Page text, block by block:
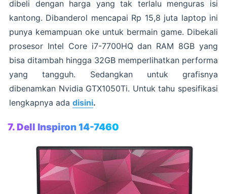
dibeli dengan harga yang tak terlalu menguras isi
kantong. Dibanderol mencapai Rp 15,8 juta laptop ini
punya kemampuan oke untuk bermain game. Dibekali
prosesor Intel Core i7-7700HQ dan RAM 8GB yang
bisa ditambah hingga 32GB memperlihatkan performa
yang tangguh. Sedangkan untuk grafisnya
dibenamkan Nvidia GTX1050Ti. Untuk tahu spesifikasi
lengkapnya ada disini.
7. Dell Inspiron 14-7460